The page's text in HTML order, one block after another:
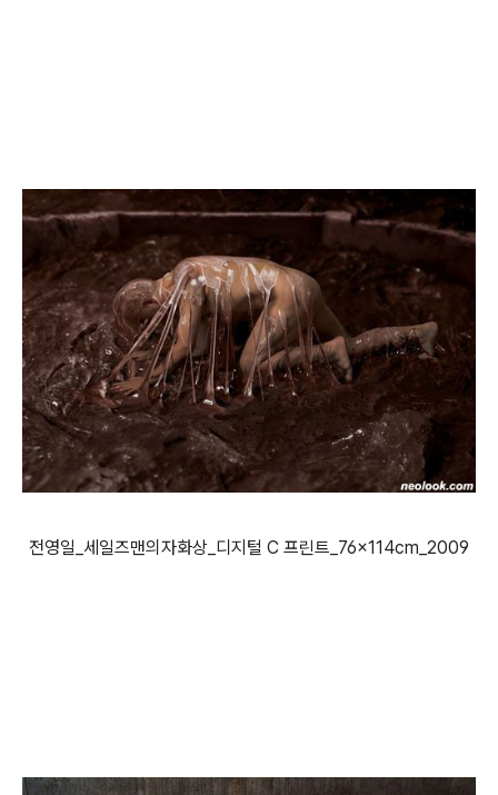
전영일_세일즈맨의자화상_디지털 C 프린트_76×114cm_2009